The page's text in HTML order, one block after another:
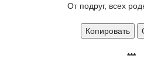
От подруг, всех
Копировать
***